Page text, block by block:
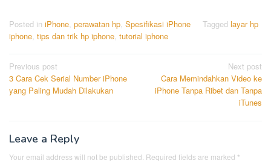
Posted in iPhone perawatan hp Spesifikasi iPhone Tagged layar hp
iphone tips dan trik hp iphone tutorial iphone
Post
navigation
Previous post
3 Cara Cek Serial Number iPhone
yang Paling Mudah Dilakukan
Next post
Cara Memindahkan Video ke
iPhone Tanpa Ribet dan Tanpa
iTunes
Leave a Reply
Your email address will not be published. Required fields are marked *